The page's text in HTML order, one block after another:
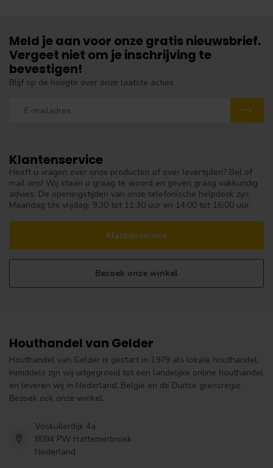
Klantenservice
Heeft u vragen over onze producten of over levertijden? Bel of
mail ons! Wij staan u graag te woord en geven graag vakkundig
advies. De openingstijden van onze telefonische helpdesk zijn:
Maandag t/m vrijdag: 9:30 tot 11:30 uur en 14:00 tot 16:00 uur.
Klantenservice
Bezoek onze winkel
Meld je aan voor onze gratis nieuwsbrief.
Vergeet niet om je inschrijving te
bevestigen!
Blijf op de hoogte over onze laatste acties
Houthandel van Gelder
Houthandel van Gelder is gestart in 1979 als lokale houthandel.
Inmiddels zijn wij uitgegroeid tot een landelijke online houthandel
en leveren wij in Nederland, België en de Duitse grensregio.
Bezoek ook onze winkel.
Voskuilerdijk 4a
8094 PW Hattemerbroek
Nederland